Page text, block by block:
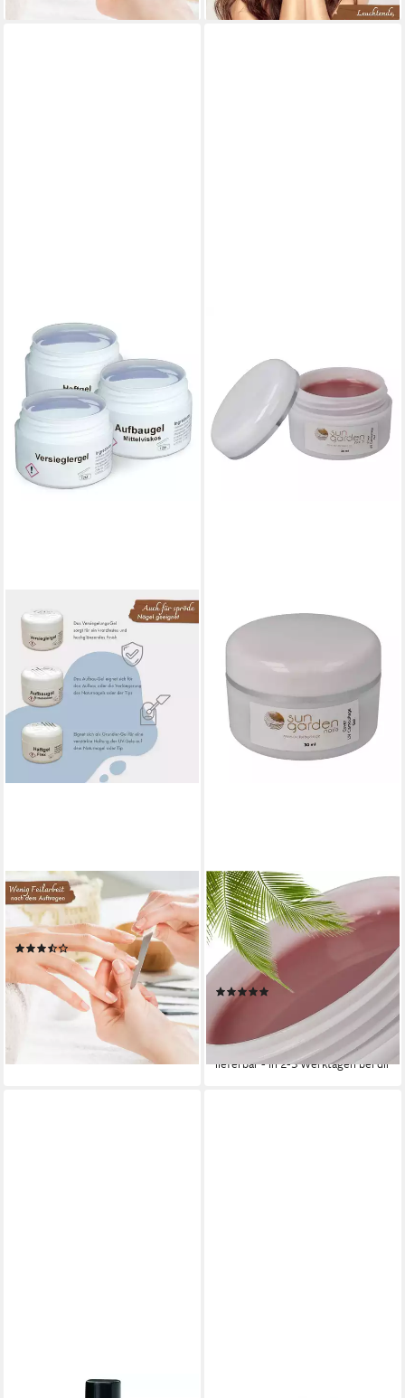
GS-NAILS
UV-Gel Set 3 x 5ml klar, Mit
Gilbschutz
(14)
8,99 €
(599,33 €/ 1 l)
lieferbar - in 4-5 Werktagen bei dir
SUN GARDEN NAILS
UV-Gel 30 ml UV Nail
Aufbaugel - Cover
Camouflage Make Up Gel,
Deckt Unebenheiten auf dem
Nagel ab
(3)
9,94 €
14,99 €
(33,13 €/ 100 ml)
-34%
lieferbar - in 2-3 Werktagen bei dir